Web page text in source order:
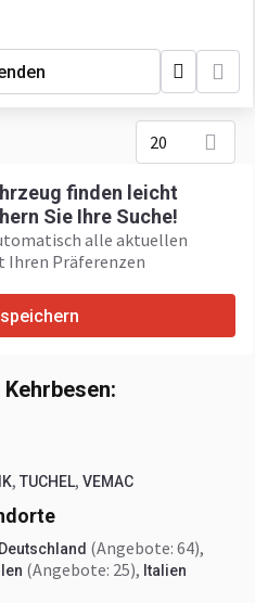
20
finden leicht
Sie Ihre Suche!
alle aktuellen
Ihren Präferenzen
, TUCHEL, VEMAC
Deutschland (Angebote: 64),
(Angebote: 25), Italien